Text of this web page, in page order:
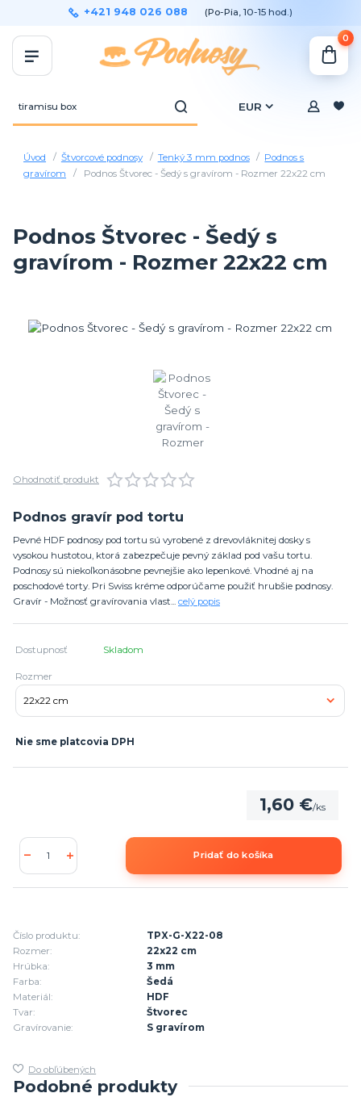
EUR
+421 948 026 088 (Po-Pia, 10-15 hod.)
0
Úvod Štvorcové podnosy Tenký 3 mm podnos
Podnos s
gravírom
Podnos Štvorec - Šedý s gravírom - Rozmer 22x22 cm
Podnos Štvorec - Šedý s
gravírom - Rozmer 22x22 cm
Ohodnotiť produkt
Podnos gravír pod tortu
Pevné HDF podnosy pod tortu sú vyrobené z drevovláknitej dosky s
vysokou hustotou, ktorá zabezpečuje pevný základ pod vašu tortu.
Podnosy sú niekoľkonásobne pevnejšie ako lepenkové. Vhodné aj na
poschodové torty. Pri Swiss kréme odporúčame použiť hrubšie podnosy.
Gravír - Možnosť gravírovania vlast... celý popis
Dostupnosť Skladom
Rozmer
Nie sme platcovia DPH
1,60 €/ks
Pridať do košíka
Číslo produktu:
TPX-G-X22-08
Rozmer:
22x22 cm
Hrúbka:
3 mm
Farba:
Šedá
Materiál:
HDF
Tvar:
Štvorec
Gravírovanie:
S gravírom
Do obľúbených
Podobné produkty